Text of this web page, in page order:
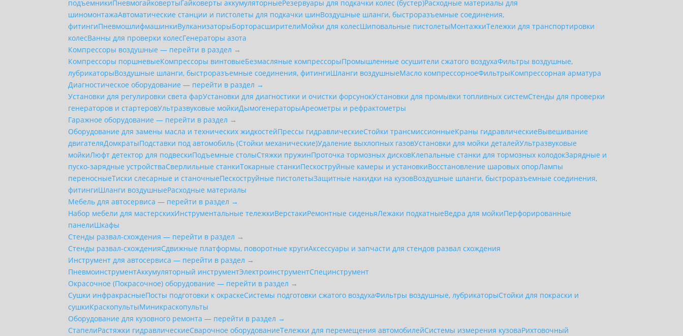
подъемникиПневмогайковертыГайковерты аккумуляторныеРезервуары для подкачки колес (бустер)Расходные материалы для
шиномонтажаАвтоматические станции и пистолеты для подкачки шинВоздушные шланги, быстроразъемные соединения,
фитингиПневмошлифмашинкиВулканизаторыБорторасширителиМойки для колесШиповальные пистолетыМонтажкиТележки для транспортировки
колесВанны для проверки колесГенераторы азота
Компрессоры воздушные — перейти в раздел →
Компрессоры поршневыеКомпрессоры винтовыеБезмасляные компрессорыПромышленные осушители сжатого воздухаФильтры воздушные,
лубрикаторыВоздушные шланги, быстроразъемные соединения, фитингиШланги воздушныеМасло компрессорноеФильтрыКомпрессорная арматура
Диагностическое оборудование — перейти в раздел →
Установки для регулировки света фарУстановки для диагностики и очистки форсунокУстановки для промывки топливных системСтенды для проверки
генераторов и стартеровУльтразвуковые мойкиДымогенераторыАреометры и рефрактометры
Гаражное оборудование — перейти в раздел →
Оборудование для замены масла и технических жидкостейПрессы гидравлическиеСтойки трансмиссионныеКраны гидравлическиеВывешивание
двигателяДомкратыПодставки под автомобиль (Стойки механические)Удаление выхлопных газовУстановки для мойки деталейУльтразвуковые
мойкиЛюфт детектор для подвескиПодъемные столыСтяжки пружинПроточка тормозных дисковКлепальные станки для тормозных колодокЗарядные и
пуско-зарядные устройстваСверлильные станкиТокарные станкиПескоструйные камеры и установкиВосстановление шаровых опорЛампы
переносныеТиски слесарные и станочныеПескоструйные пистолетыЗащитные накидки на кузовВоздушные шланги, быстроразъемные соединения,
фитингиШланги воздушныеРасходные материалы
Мебель для автосервиса — перейти в раздел →
Набор мебели для мастерскихИнструментальные тележкиВерстакиРемонтные сиденьяЛежаки подкатныеВедра для мойкиПерфорированные
панелиШкафы
Стенды развал-схождения — перейти в раздел →
Стенды развал-схожденияСдвижные платформы, поворотные кругиАксессуары и запчасти для стендов развал схождения
Инструмент для автосервиса — перейти в раздел →
ПневмоинструментАккумуляторный инструментЭлектроинструментСпецинструмент
Окрасочное (Покрасочное) оборудование — перейти в раздел →
Сушки инфракрасныеПосты подготовки к окраскеСистемы подготовки сжатого воздухаФильтры воздушные, лубрикаторыСтойки для покраски и
сушкиКраскопультыМиникраскопульты
Оборудование для кузовного ремонта — перейти в раздел →
СтапелиРастяжки гидравлическиеСварочное оборудованиеТележки для перемещения автомобилейСистемы измерения кузоваРихтовочный